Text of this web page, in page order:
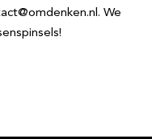
We